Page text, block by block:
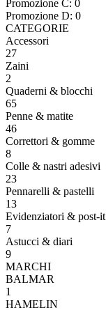
Promozione C: 0
Promozione D: 0
CATEGORIE
Accessori
27
Zaini
2
Quaderni & blocchi
65
Penne & matite
46
Correttori & gomme
8
Colle & nastri adesivi
23
Pennarelli & pastelli
13
Evidenziatori & post-it
7
Astucci & diari
9
MARCHI
BALMAR
1
HAMELIN